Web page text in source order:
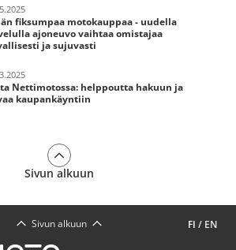
fiksumpaa motokauppaa - uudella
ajoneuvo vaihtaa omistajaa
ja sujuvasti
Nettimotossa: helppoutta hakuun ja
kaupankäyntiin
Sivun alkuun
FI / EN
Sivun alkuun